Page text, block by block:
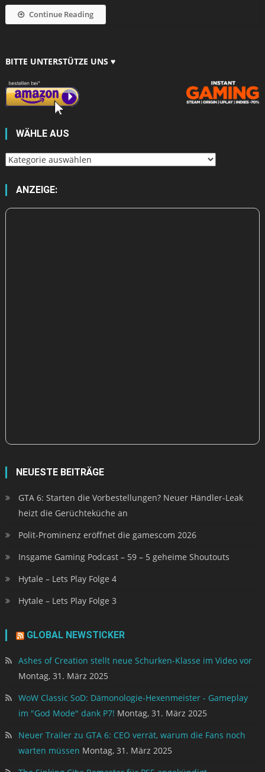
Continue Reading
BITTE UNTERSTÜTZE UNS ♥
WÄHLE AUS
Wähle
ANZEIGE:
NEUESTE BEITRÄGE
GTA 6: Starten die Vorbestellungen? Neuer Händler-Leak
heizt die Gerüchteküche an
Polit-Prominenz eröffnet die gamescom 2026
Insgame Gaming Podcast – 59 – 5 geheime Shoutouts
Hytale – Lets Play Folge 4
Hytale – Lets Play Folge 3
GLOBAL NEWSTICKER
Ashes of Creation stellt neue Schurken-Klasse im Video vor
Montag, 31. März 2025
WoW Classic SoD: Dämonologie-Hexenmeister - Gameplay
im "God Mode" dank P7! Montag, 31. März 2025
Neuer Trailer zu GTA 6: CEO verrät, warum die Fans noch
warten müssen Montag, 31. März 2025